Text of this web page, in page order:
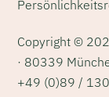
Copyright ©
· 80339
+49 (0)89 /